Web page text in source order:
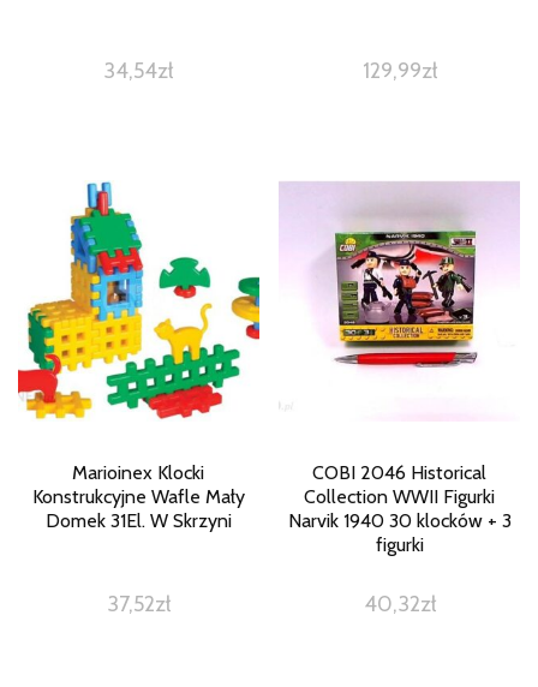
34,54zł 129,99zł
Marioinex Klocki
Konstrukcyjne Wafle Mały
Domek 31El. W Skrzyni
37,52zł
COBI 2046 Historical
Collection WWII Figurki
Narvik 1940 30 klocków + 3
figurki
40,32zł